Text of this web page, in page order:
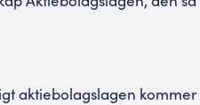
aktiebolagslagen kommer